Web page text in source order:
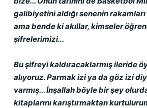
galibiyetini aldığı senenin rakamları
ama bende ki akıllar, kimseler
şifrelerimizi...
Bu şifreyi kaldıracaklarmış ileride
alıyoruz. Parmak izi ya da göz izi
varmış... İnşallah böyle bir şey
kitaplarını karıştırmaktan